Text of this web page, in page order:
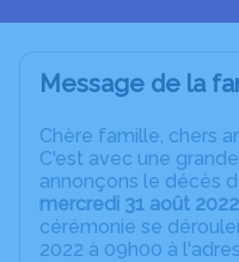
Message de la
Chère famille, chers
C'est avec une
annonçons le décès
mercredi 31 août 2022
cérémonie se
2022 à 09h00 à